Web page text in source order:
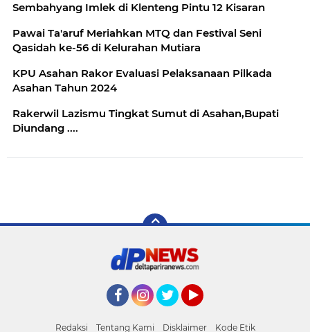
Sembahyang Imlek di Klenteng Pintu 12 Kisaran
Pawai Ta'aruf Meriahkan MTQ dan Festival Seni
Qasidah ke-56 di Kelurahan Mutiara
KPU Asahan Rakor Evaluasi Pelaksanaan Pilkada
Asahan Tahun 2024
Rakerwil Lazismu Tingkat Sumut di Asahan,Bupati
Diundang ....
Redaksi Tentang Kami Disklaimer Kode Etik